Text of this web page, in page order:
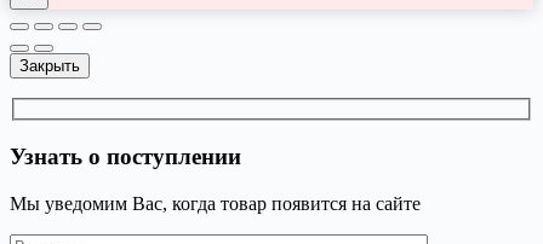
Закрыть
Узнать о поступлении
Мы уведомим Вас, когда товар появится на сайте